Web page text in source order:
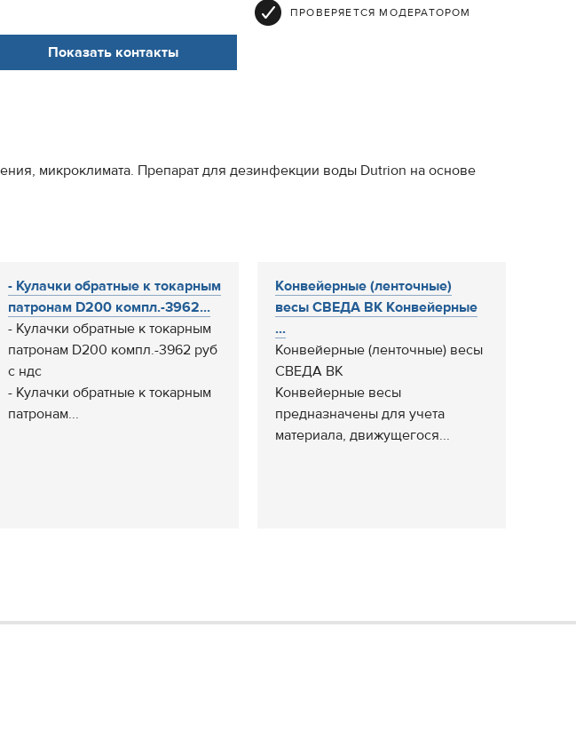
ПРОВЕРЯЕТСЯ МОДЕРАТОРОМ
Показать контакты
микроклимата. Препарат для дезинфекции воды Dutrion на основе
- Кулачки обратные к токарным
патронам D200 компл.-3962...
- Кулачки обратные к токарным
патронам D200 компл.-3962 руб
с ндс
- Кулачки обратные к токарным
патронам...
Конвейерные (ленточные)
весы СВЕДА ВК Конвейерные
...
Конвейерные (ленточные) весы
СВЕДА ВК
Конвейерные весы
предназначены для учета
материала, движущегося...